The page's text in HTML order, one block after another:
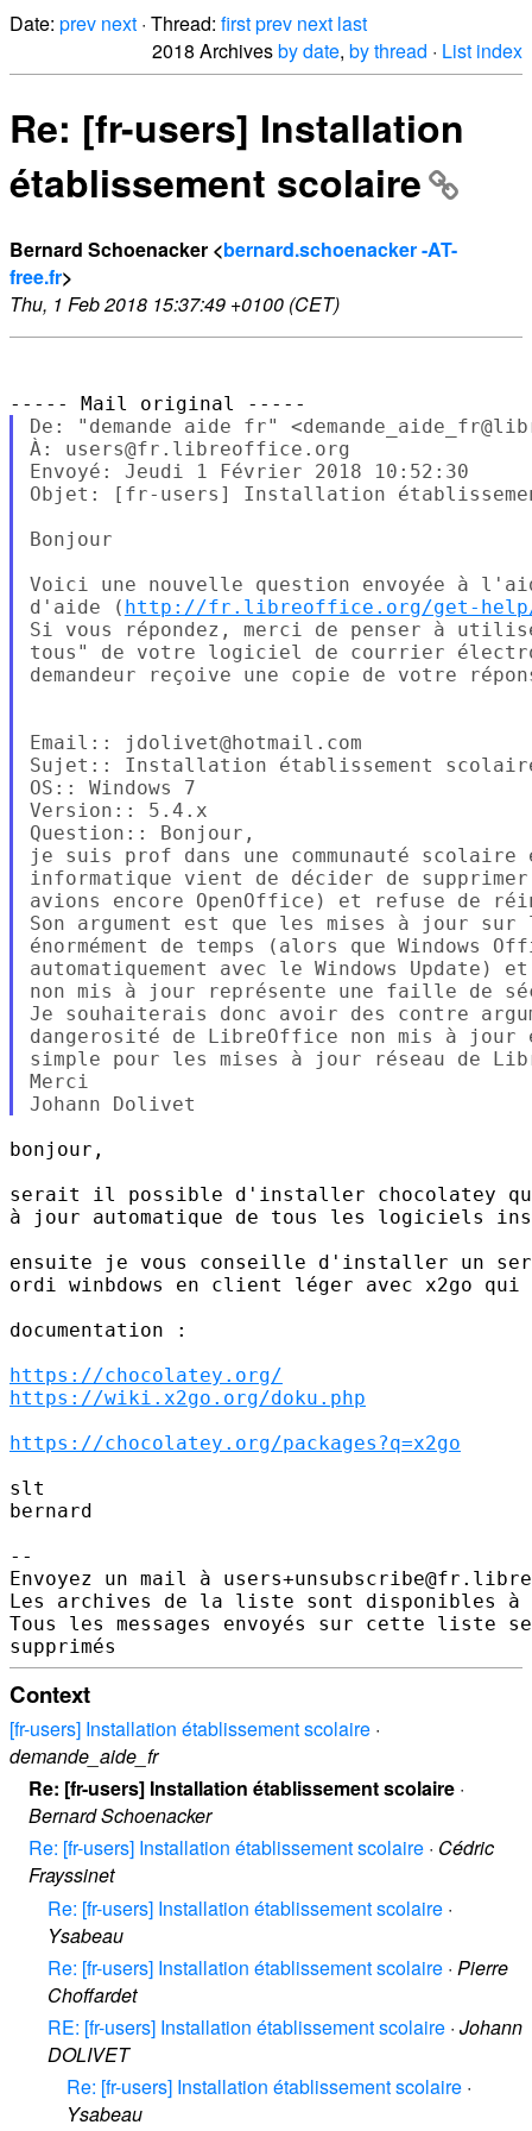
Date: prev next · Thread: firstprev next last
2018 Archivesby date, by thread · List index
Re: [fr-users] Installation
établissement scolaire
Bernard Schoenacker <bernard.schoenacker -AT-
free.fr>
Thu, 1 Feb 2018 15:37:49 +0100 (CET)
De: "demande aide fr"
À: users@fr.libreoffice.org
Envoyé: Jeudi 1 Février 2018 10:52:30
Objet: [fr-users] Installation
Bonjour
Voici une nouvelle question envoyée à
d'aide ( http://fr.libreoffice.org/get-help/
Si vous répondez, merci de penser à
tous" de votre logiciel de courrier
demandeur reçoive une copie de votre
Email:: jdolivet@hotmail.com
Sujet:: Installation établissement
OS:: Windows 7
Version:: 5.4.x
Question:: Bonjour,
je suis prof dans une communauté
informatique vient de décider de
avions encore OpenOffice) et refuse de
Son argument est que les mises à jour sur
énormément de temps (alors que Windows
automatiquement avec le Windows
non mis à jour représente une faille de
Je souhaiterais donc avoir des contre
dangerosité de LibreOffice non mis à
simple pour les mises à jour réseau de
Merci
bonjour,
serait il possible d'installer chocolatey
à jour automatique de tous les logiciels
ensuite je vous conseille d'installer un
ordi winbdows en client léger avec x2go
documentation :
https://chocolatey.org/
https://wiki.x2go.org/doku.php
https://chocolatey.org/packages?q=x2go
slt
bernard
--
Envoyez un mail à
Les archives de la liste sont disponibles à
Tous les messages envoyés sur cette liste
Context
[fr-users] Installation établissement scolaire ·
demande_aide_fr
Re: [fr-users] Installation établissement scolaire ·
Bernard Schoenacker
Re: [fr-users] Installation établissement scolaire · Cédric
Frayssinet
Re: [fr-users] Installation établissement scolaire ·
Ysabeau
Re: [fr-users] Installation établissement scolaire · Pierre
Choffardet
RE: [fr-users] Installation établissement scolaire · Johann
DOLIVET
Re: [fr-users] Installation établissement scolaire ·
Ysabeau